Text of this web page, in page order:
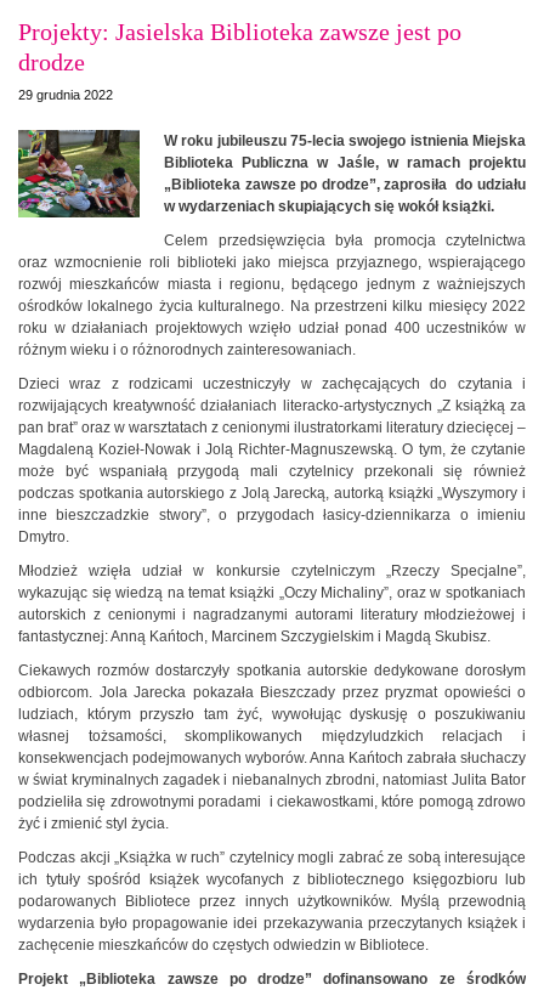
Projekty: Jasielska Biblioteka zawsze jest po
drodze
29 grudnia 2022
W roku jubileuszu 75-lecia swojego istnienia Miejska
Biblioteka Publiczna w Jaśle, w ramach projektu
„Biblioteka zawsze po drodze”, zaprosiła do udziału
w wydarzeniach skupiających się wokół książki.
Celem przedsięwzięcia była promocja czytelnictwa
oraz wzmocnienie roli biblioteki jako miejsca przyjaznego, wspierającego
rozwój mieszkańców miasta i regionu, będącego jednym z ważniejszych
ośrodków lokalnego życia kulturalnego. Na przestrzeni kilku miesięcy 2022
roku w działaniach projektowych wzięło udział ponad 400 uczestników w
różnym wieku i o różnorodnych zainteresowaniach.
Dzieci wraz z rodzicami uczestniczyły w zachęcających do czytania i
rozwijających kreatywność działaniach literacko-artystycznych „Z książką za
pan brat” oraz w warsztatach z cenionymi ilustratorkami literatury dziecięcej –
Magdaleną Kozieł-Nowak i Jolą Richter-Magnuszewską. O tym, że czytanie
może być wspaniałą przygodą mali czytelnicy przekonali się również
podczas spotkania autorskiego z Jolą Jarecką, autorką książki „Wyszymory i
inne bieszczadzkie stwory”, o przygodach łasicy-dziennikarza o imieniu
Dmytro.
Młodzież wzięła udział w konkursie czytelniczym „Rzeczy Specjalne”,
wykazując się wiedzą na temat książki „Oczy Michaliny”, oraz w spotkaniach
autorskich z cenionymi i nagradzanymi autorami literatury młodzieżowej i
fantastycznej: Anną Kańtoch, Marcinem Szczygielskim i Magdą Skubisz.
Ciekawych rozmów dostarczyły spotkania autorskie dedykowane dorosłym
odbiorcom. Jola Jarecka pokazała Bieszczady przez pryzmat opowieści o
ludziach, którym przyszło tam żyć, wywołując dyskusję o poszukiwaniu
własnej tożsamości, skomplikowanych międzyludzkich relacjach i
konsekwencjach podejmowanych wyborów. Anna Kańtoch zabrała słuchaczy
w świat kryminalnych zagadek i niebanalnych zbrodni, natomiast Julita Bator
podzieliła się zdrowotnymi poradami i ciekawostkami, które pomogą zdrowo
żyć i zmienić styl życia.
Podczas akcji „Książka w ruch” czytelnicy mogli zabrać ze sobą interesujące
ich tytuły spośród książek wycofanych z bibliotecznego księgozbioru lub
podarowanych Bibliotece przez innych użytkowników. Myślą przewodnią
wydarzenia było propagowanie idei przekazywania przeczytanych książek i
zachęcenie mieszkańców do częstych odwiedzin w Bibliotece.
Projekt „Biblioteka zawsze po drodze” dofinansowano ze środków